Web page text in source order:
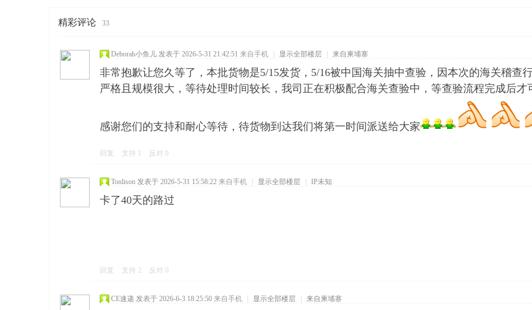
精彩评论 33
Deborah小鱼儿 发表于 2026-5-31 21:42:51 来自手机 显示全部楼层 来自柬埔寨
非常抱歉让您久等了，本批货物是5/15发货，5/16被中国海关抽中查验，因本次的海关稽查
严格且规模很大，等待处理时间较长，我司正在积极配合海关查验中，等查验流程完成后才
感谢您们的支持和耐心等待，待货物到达我们将第一时间派送给大家
回复 支持 反对 0
Tonlison 发表于 2026-5-31 15:58:22 来自手机 显示全部楼层 IP未知
卡了40天的路过
回复 支持 2 反对 0
CE速递 发表于 2026-6-3 18:25:50 来自手机 显示全部楼层 来自柬埔寨